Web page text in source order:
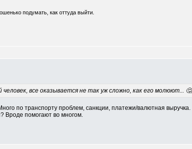
подумать, как оттуда выйти.
все оказывается не так уж сложно, как его молюют... 🤔
по транспорту проблем, санкции, платежи/валютная выручка.
Вроде помогают во многом.